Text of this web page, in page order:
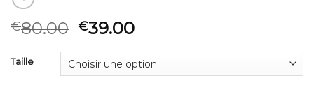
€80.00 €39.00
Taille